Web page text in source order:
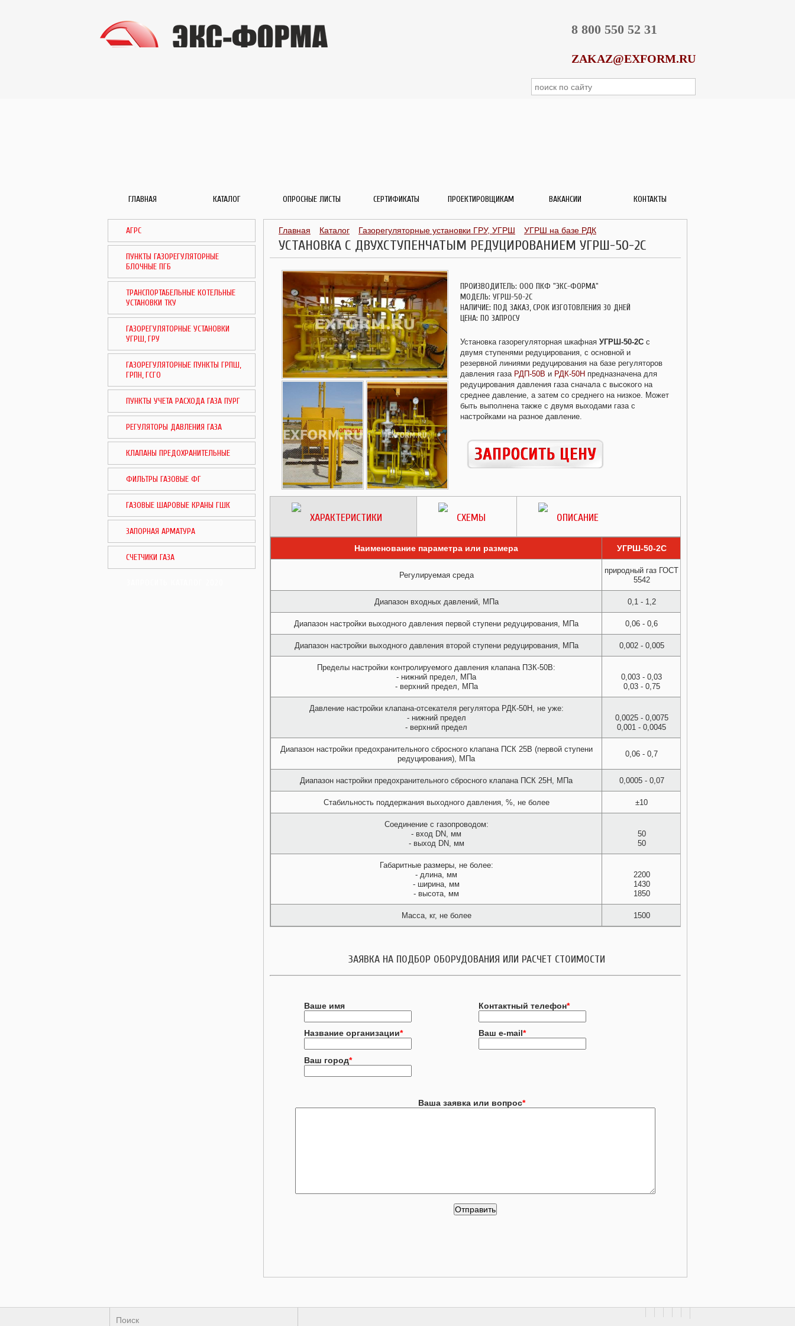
8 800 550 52 31
ZAKAZ@EXFORM.RU
ГЛАВНАЯ КАТАЛОГ ОПРОСНЫЕ ЛИСТЫ СЕРТИФИКАТЫ ПРОЕКТИРОВЩИКАМ ВАКАНСИИ КОНТАКТЫ
АГРС
ПУНКТЫ ГАЗОРЕГУЛЯТОРНЫЕ
БЛОЧНЫЕ ПГБ
ТРАНСПОРТАБЕЛЬНЫЕ КОТЕЛЬНЫЕ
УСТАНОВКИ ТКУ
ГАЗОРЕГУЛЯТОРНЫЕ УСТАНОВКИ
УГРШ, ГРУ
ГАЗОРЕГУЛЯТОРНЫЕ ПУНКТЫ ГРПШ,
ГРПН, ГСГО
ПУНКТЫ УЧЕТА РАСХОДА ГАЗА ПУРГ
РЕГУЛЯТОРЫ ДАВЛЕНИЯ ГАЗА
КЛАПАНЫ ПРЕДОХРАНИТЕЛЬНЫЕ
ФИЛЬТРЫ ГАЗОВЫЕ ФГ
ГАЗОВЫЕ ШАРОВЫЕ КРАНЫ ГШК
ЗАПОРНАЯ АРМАТУРА
СЧЕТЧИКИ ГАЗА
Главная Каталог Газорегуляторные установки ГРУ, УГРШ УГРШ на базе РДК
УСТАНОВКА С ДВУХСТУПЕНЧАТЫМ РЕДУЦИРОВАНИЕМ УГРШ-50-2C
ПРОИЗВОДИТЕЛЬ: ООО ПКФ "ЭКС-ФОРМА"
МОДЕЛЬ: УГРШ-50-2С
НАЛИЧИЕ: ПОД ЗАКАЗ, СРОК ИЗГОТОВЛЕНИЯ 30 ДНЕЙ
ЦЕНА: ПО ЗАПРОСУ
Установка газорегуляторная шкафная УГРШ-50-2C с
двумя ступенями редуцирования, с основной и
резервной линиями редуцирования на базе регуляторов
давления газа РДП-50В и РДК-50Н предназначена для
редуцирования давления газа сначала с высокого на
среднее давление, а затем со среднего на низкое. Может
быть выполнена также с двумя выходами газа с
настройками на разное давление.
ХАРАКТЕРИСТИКИ СХЕМЫ ОПИСАНИЕ
Наименование параметра или размера УГРШ-50-2С
Регулируемая среда
природный газ ГОСТ
5542
Диапазон входных давлений, МПа 0,1 - 1,2
Диапазон настройки выходного давления первой ступени редуцирования, МПа 0,06 - 0,6
Диапазон настройки выходного давления второй ступени редуцирования, МПа 0,002 - 0,005
Пределы настройки контролируемого давления клапана ПЗК-50В:
- нижний предел, МПа
- верхний предел, МПа
0,003 - 0,03
0,03 - 0,75
Давление настройки клапана-отсекателя регулятора РДК-50Н, не уже:
- нижний предел
- верхний предел
0,0025 - 0,0075
0,001 - 0,0045
Диапазон настройки предохранительного сбросного клапана ПСК 25В (первой ступени
редуцирования), МПа
0,06 - 0,7
Диапазон настройки предохранительного сбросного клапана ПСК 25Н, МПа 0,0005 - 0,07
Стабильность поддержания выходного давления, %, не более ±10
Соединение с газопроводом:
- вход DN, мм
- выход DN, мм
50
50
Габаритные размеры, не более:
- длина, мм
- ширина, мм
- высота, мм
2200
1430
1850
Масса, кг, не более 1500
ЗАЯВКА НА ПОДБОР ОБОРУДОВАНИЯ ИЛИ РАСЧЕТ СТОИМОСТИ
Ваше имя Контактный телефон*
Название организации* Ваш e-mail*
Ваш город*
Ваша заявка или вопрос*